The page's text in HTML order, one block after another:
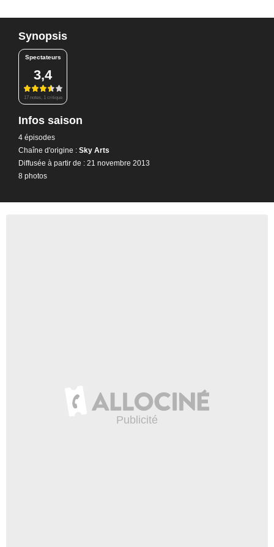
Synopsis
Spectateurs
3,4
17 notes, 1 critique
Infos saison
4 épisodes
Chaîne d'origine : Sky Arts
Diffusée à partir de : 21 novembre 2013
8 photos